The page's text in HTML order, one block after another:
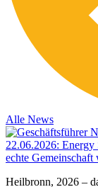
Alle News
22.06.2026: Energy
echte Gemeinschaft
Heilbronn, 2026 –